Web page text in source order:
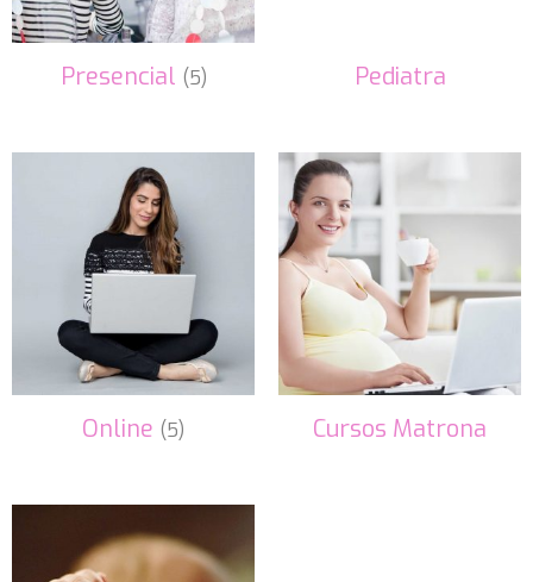
Presencial (5) Pediatra
Online (5) Cursos Matrona